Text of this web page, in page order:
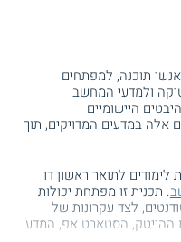
תוכנה, למפתחים
ולמדעי המחשב
היישומיים
אלה במדעים המדויקים, תוך
לתואר ראשון דו
. תכנית זו מפתחת יכולות
לצד עקרונות של
ההייטק, הסטארט אפ, המדע